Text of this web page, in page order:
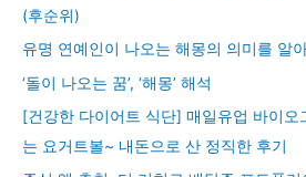
(후순위)
유명 연예인이 나오는 해몽의 의미를 알
‘돌이 나오는 꿈’, ‘해몽’ 해석
[건강한 다이어트 식단] 매일유업 바이오
는 요거트볼~ 내돈으로 산 정직한 후기